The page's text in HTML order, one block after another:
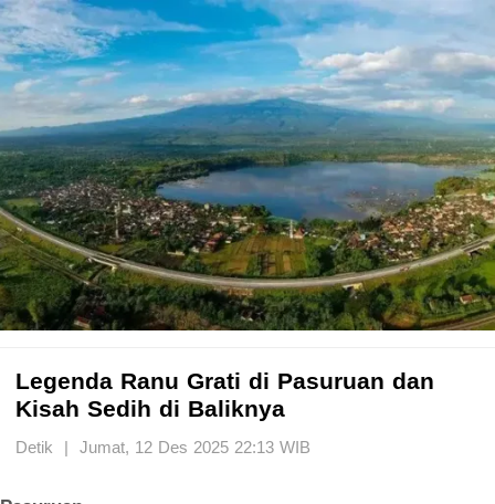
Legenda Ranu Grati di Pasuruan dan
Kisah Sedih di Baliknya
Detik | Jumat, 12 Des 2025 22:13 WIB